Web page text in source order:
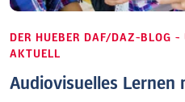
DER HUEBER DAF/DAZ-BLOG -
AKTUELL
Audiovisuelles Lernen